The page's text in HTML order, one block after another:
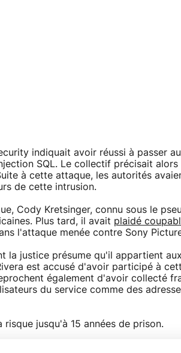
indiquait avoir réussi à passer
SQL. Le collectif précisait
à cette attaque, les autorités
de cette intrusion.
Cody Kretsinger, connu sous le
Plus tard, il avait plaidé
l'attaque menée contre Sony
la justice présume qu'il appartient
est accusé d'avoir participé à
également d'avoir collecté
du service comme des
jusqu'à 15 années de prison.